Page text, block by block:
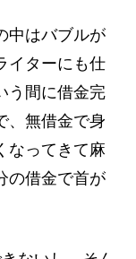
中はバブルが
イターにも仕
う間に借金完
、無借金で身
なってきて麻
の借金で首が